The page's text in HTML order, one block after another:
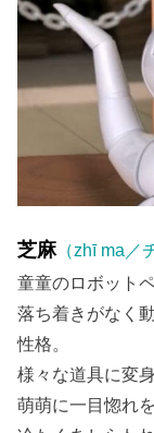
芝麻（zhī ma／
童童のロボット
落ち着きがなく
性格。
様々な道具に変
萌萌に一目惚れ